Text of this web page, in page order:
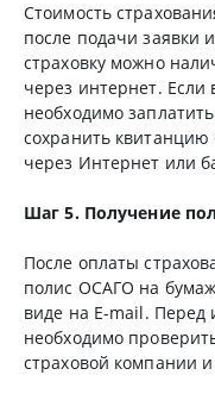
Стоимость
после подачи заявки
страховку можно
через интернет.
необходимо
сохранить
через Интернет или
Шаг 5. Получение
После оплаты
полис ОСАГО на
виде на E-mail. Перед
необходимо
страховой компании